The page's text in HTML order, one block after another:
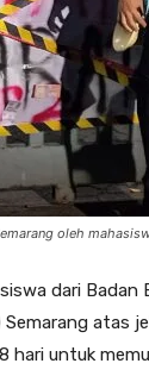
oleh
dari Badan
atas
hari untuk